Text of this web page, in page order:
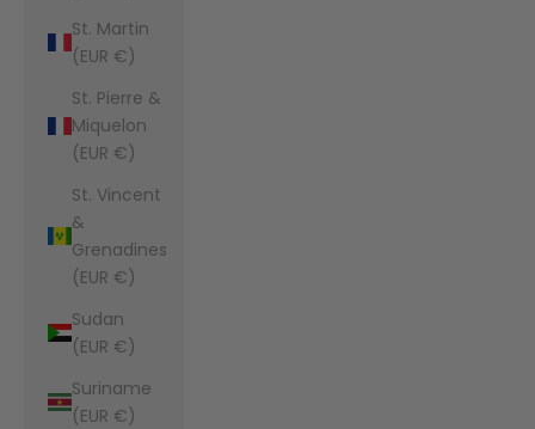
St. Martin
(EUR €)
St. Pierre &
Miquelon
(EUR €)
St. Vincent
&
Grenadines
(EUR €)
Sudan
(EUR €)
Suriname
(EUR €)